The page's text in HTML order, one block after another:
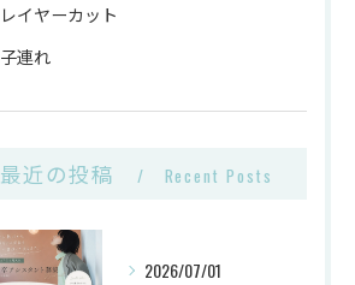
レイヤーカット
子連れ
最近の投稿 Recent Posts
2026/07/01